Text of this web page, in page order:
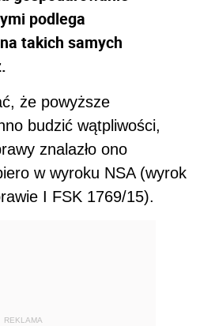
podlega
takich samych
że powyższe
budzić wątpliwości,
znalazło ono
w wyroku NSA (wyrok
I FSK 1769/15).
REKLAMA